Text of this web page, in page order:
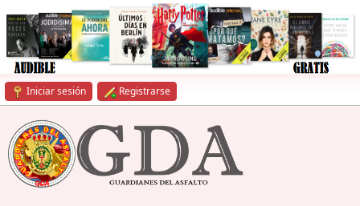
Iniciar sesión Registrarse